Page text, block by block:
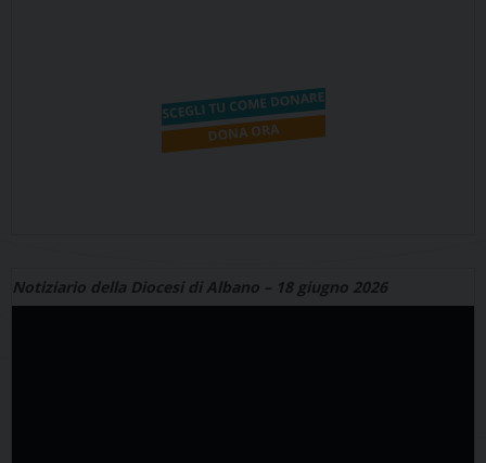
Notiziario della Diocesi di Albano – 18 giugno 2026